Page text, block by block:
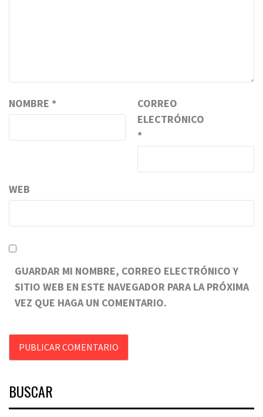
NOMBRE *
CORREO
ELECTRÓNICO
*
WEB
GUARDAR MI NOMBRE, CORREO ELECTRÓNICO Y
SITIO WEB EN ESTE NAVEGADOR PARA LA PRÓXIMA
VEZ QUE HAGA UN COMENTARIO.
BUSCAR